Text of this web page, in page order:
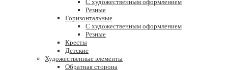
С художественным оформлением
Резные
Горизонтальные
С художественным оформлением
Резные
Кресты
Детские
Художественные элементы
Обратная сторона